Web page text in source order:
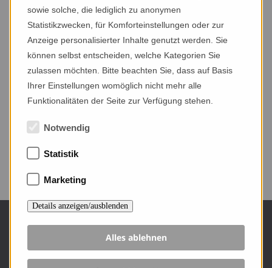
wohnen
CHALETS &
APARTMENTS
übersicht
angebote
informationen
entspannen
IM RELAX-
GARTEN MIT
SCHWIMMTEICH
erleben
ARENA &
Traumtage zu Zweit
Exklusive Urlaubstage in unserer Panorama-Suite
Wettersteinmassiv mit Zugspitze.
Kontakt
Martinsplatz 4 / 5-6
sowie solche, die lediglich zu anonymen
Statistikzwecken, für Komforteinstellungen oder zur
Anzeige personalisierter Inhalte genutzt werden. Sie
können selbst entscheiden, welche Kategorien Sie
zulassen möchten. Bitte beachten Sie, dass auf Basis
Ihrer Einstellungen womöglich nicht mehr alle
Funktionalitäten der Seite zur Verfügung stehen.
Notwendig
Statistik
Marketing
Details anzeigen/ausblenden
Alles ablehnen